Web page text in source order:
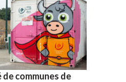
de communes de